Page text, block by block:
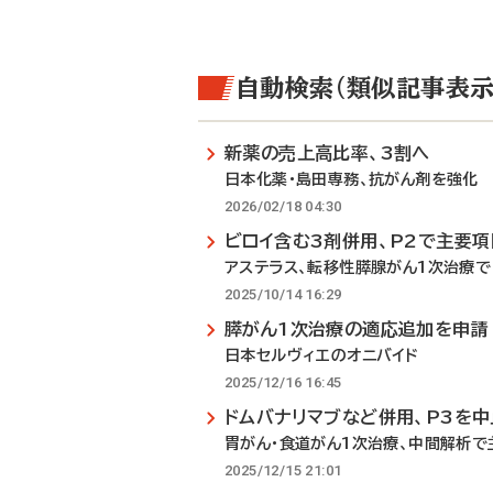
自動検索（類似記事表示
新薬の売上高比率、3割へ
日本化薬・島田専務、抗がん剤を強化
2026/02/18 04:30
ビロイ含む3剤併用、P2で主要
アステラス、転移性膵腺がん1次治療で
2025/10/14 16:29
膵がん1次治療の適応追加を申請
日本セルヴィエのオニバイド
2025/12/16 16:45
ドムバナリマブなど併用、P3を中
胃がん・食道がん1次治療、中間解析
2025/12/15 21:01